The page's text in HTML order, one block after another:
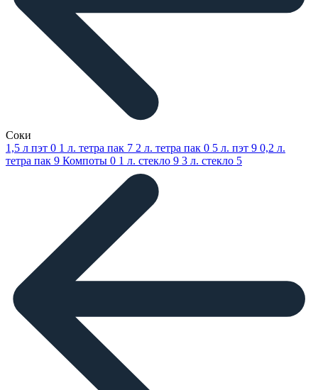
Соки
1,5 л пэт 0 1 л. тетра пак 7 2 л. тетра пак 0 5 л. пэт 9 0,2 л.
тетра пак 9 Компоты 0 1 л. стекло 9 3 л. стекло 5